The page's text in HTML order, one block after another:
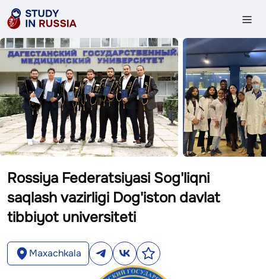
Rossiya Federatsiyasi Sog'liqni
saqlash vazirligi Dog'iston davlat
tibbiyot universiteti
Maxachkala